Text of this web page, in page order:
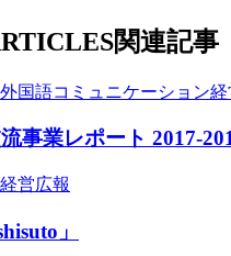
関連記事
外国語コミュニケーション経
事業レポート 2017-
経営広報
」